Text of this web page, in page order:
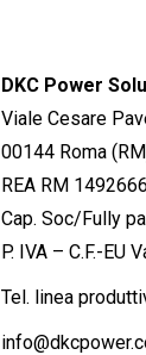
DKC Power
Viale Cesare
00144 Roma
REA RM 1492666
Cap. Soc/Fully
P. IVA – C.F.-EU
Tel. linea